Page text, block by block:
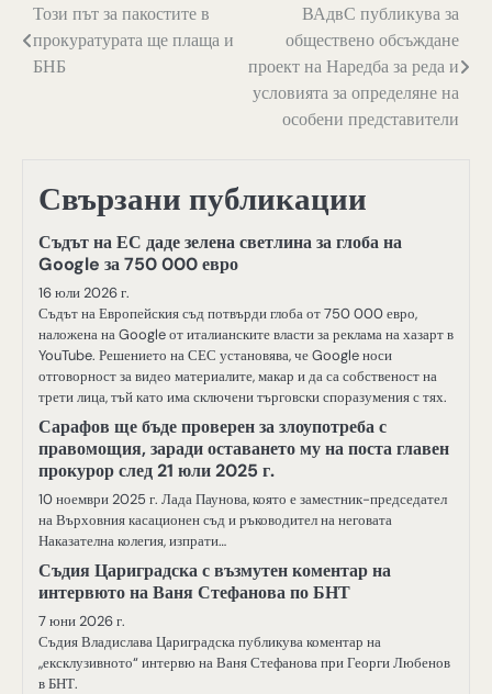
Навигация
Този път за пакостите в
прокуратурата ще плаща и
БНБ
ВАдвС публикува за
обществено обсъждане
проект на Наредба за реда и
условията за определяне на
особени представители
Свързани публикации
Съдът на ЕС даде зелена светлина за глоба на
Google за 750 000 евро
16 юли 2026 г.
Съдът на Европейския съд потвърди глоба от 750 000 евро,
наложена на Google от италианските власти за реклама на хазарт в
YouTube. Решението на СЕС установява, че Google носи
отговорност за видео материалите, макар и да са собственост на
трети лица, тъй като има сключени търговски споразумения с тях.
Сарафов ще бъде проверен за злоупотреба с
правомощия, заради оставането му на поста главен
прокурор след 21 юли 2025 г.
10 ноември 2025 г. Лада Паунова, която е заместник-председател
на Върховния касационен съд и ръководител на неговата
Наказателна колегия, изпрати…
Съдия Цариградска с възмутен коментар на
интервюто на Ваня Стефанова по БНТ
7 юни 2026 г.
Съдия Владислава Цариградска публикува коментар на
„ексклузивното“ интервю на Ваня Стефанова при Георги Любенов
в БНТ.